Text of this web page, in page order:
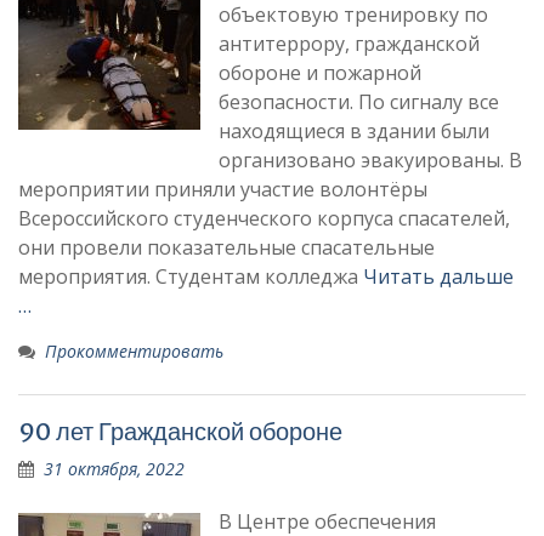
объектовую тренировку по
антитеррору, гражданской
обороне и пожарной
безопасности. По сигналу все
находящиеся в здании были
организовано эвакуированы. В
мероприятии приняли участие волонтёры
Всероссийского студенческого корпуса спасателей,
они провели показательные спасательные
мероприятия. Студентам колледжа Читать дальше
…
Прокомментировать
90 лет Гражданской обороне
31 октября, 2022
В Центре обеспечения